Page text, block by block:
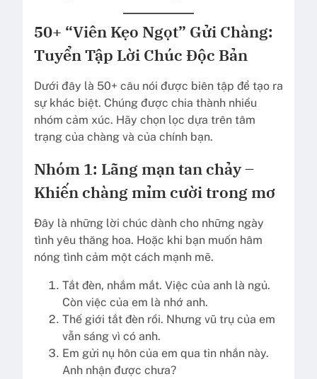
50+ “Viên Kẹo Ngọt” Gửi Chàng:
Tuyển Tập Lời Chúc Độc Bản
Dưới đây là 50+ câu nói được biên tập để tạo ra
sự khác biệt. Chúng được chia thành nhiều
nhóm cảm xúc. Hãy chọn lọc dựa trên tâm
trạng của chàng và của chính bạn.
Nhóm 1: Lãng mạn tan chảy –
Khiến chàng mỉm cười trong mơ
Đây là những lời chúc dành cho những ngày
tình yêu thăng hoa. Hoặc khi bạn muốn hâm
nóng tình cảm một cách mạnh mẽ.
Tắt đèn, nhắm mắt. Việc của anh là ngủ.
Còn việc của em là nhớ anh.
Thế giới tắt đèn rồi. Nhưng vũ trụ của em
vẫn sáng vì có anh.
Em gửi nụ hôn của em qua tin nhắn này.
Anh nhận được chưa?